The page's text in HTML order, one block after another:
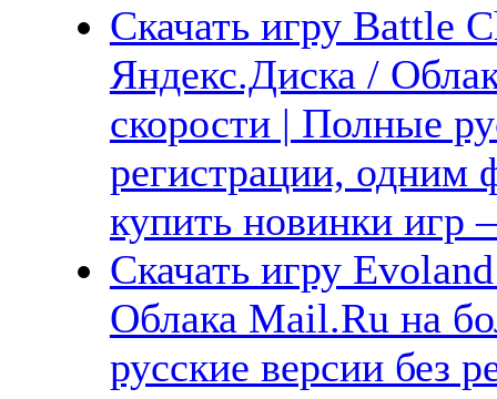
Скачать игру Battle
Яндекс.Диска /
скорости | Полные
регистрации, одним
купить новинки
Скачать игру
Облака Mail.Ru на
русские версии без